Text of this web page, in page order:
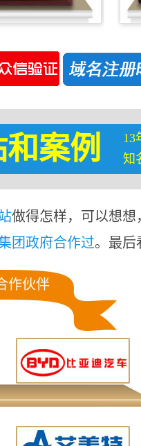
和案例
13
知
做得怎样，可以想
团政府合作过。最后
作伙伴